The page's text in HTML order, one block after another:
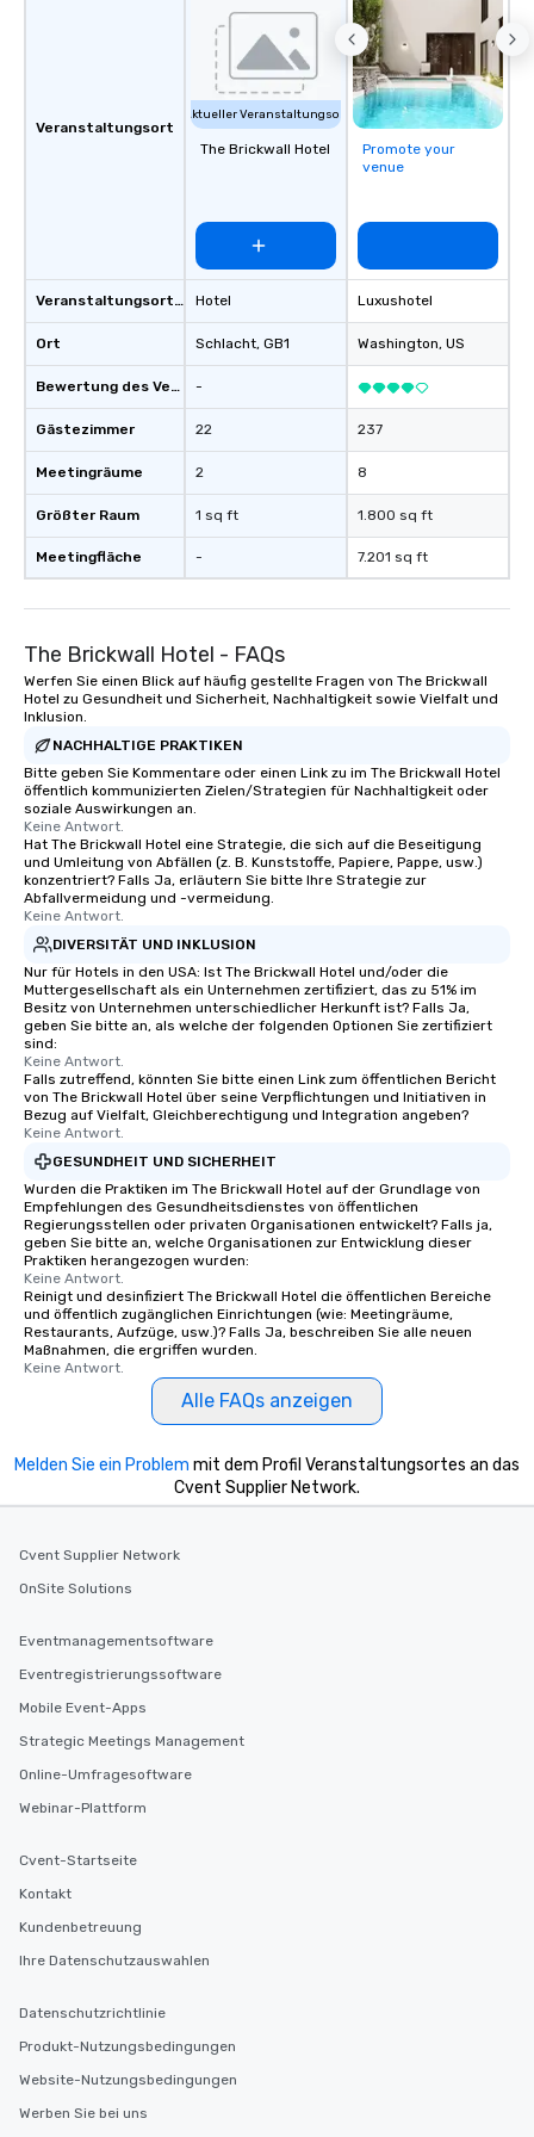
Veranstaltungsort
Veranstaltungsortstyp
Ort
Bewertung des Veranstaltungsortes
Gästezimmer
Meetingräume
Größter Raum
Meetingfläche
Aktueller Veranstaltungsort
The Brickwall Hotel
Hotel
Schlacht, GB1
-
22
2
1 sq ft
-
Promote your
venue
Luxushotel
Washington, US
237
8
1.800 sq ft
7.201 sq ft
The Brickwall Hotel - FAQs
Werfen Sie einen Blick auf häufig gestellte Fragen von The Brickwall
Hotel zu Gesundheit und Sicherheit, Nachhaltigkeit sowie Vielfalt und
Inklusion.
NACHHALTIGE PRAKTIKEN
Bitte geben Sie Kommentare oder einen Link zu im The Brickwall Hotel
öffentlich kommunizierten Zielen/Strategien für Nachhaltigkeit oder
soziale Auswirkungen an.
Keine Antwort.
Hat The Brickwall Hotel eine Strategie, die sich auf die Beseitigung
und Umleitung von Abfällen (z. B. Kunststoffe, Papiere, Pappe, usw.)
konzentriert? Falls Ja, erläutern Sie bitte Ihre Strategie zur
Abfallvermeidung und -vermeidung.
Keine Antwort.
DIVERSITÄT UND INKLUSION
Nur für Hotels in den USA: Ist The Brickwall Hotel und/oder die
Muttergesellschaft als ein Unternehmen zertifiziert, das zu 51% im
Besitz von Unternehmen unterschiedlicher Herkunft ist? Falls Ja,
geben Sie bitte an, als welche der folgenden Optionen Sie zertifiziert
sind:
Keine Antwort.
Falls zutreffend, könnten Sie bitte einen Link zum öffentlichen Bericht
von The Brickwall Hotel über seine Verpflichtungen und Initiativen in
Bezug auf Vielfalt, Gleichberechtigung und Integration angeben?
Keine Antwort.
GESUNDHEIT UND SICHERHEIT
Wurden die Praktiken im The Brickwall Hotel auf der Grundlage von
Empfehlungen des Gesundheitsdienstes von öffentlichen
Regierungsstellen oder privaten Organisationen entwickelt? Falls ja,
geben Sie bitte an, welche Organisationen zur Entwicklung dieser
Praktiken herangezogen wurden:
Keine Antwort.
Reinigt und desinfiziert The Brickwall Hotel die öffentlichen Bereiche
und öffentlich zugänglichen Einrichtungen (wie: Meetingräume,
Restaurants, Aufzüge, usw.)? Falls Ja, beschreiben Sie alle neuen
Maßnahmen, die ergriffen wurden.
Keine Antwort.
Alle FAQs anzeigen
Melden Sie ein Problem mit dem Profil Veranstaltungsortes an das
Cvent Supplier Network.
Cvent Supplier Network
OnSite Solutions
Eventmanagementsoftware
Eventregistrierungssoftware
Mobile Event-Apps
Strategic Meetings Management
Online-Umfragesoftware
Webinar-Plattform
Cvent-Startseite
Kontakt
Kundenbetreuung
Ihre Datenschutzauswahlen
Datenschutzrichtlinie
Produkt-Nutzungsbedingungen
Website-Nutzungsbedingungen
Werben Sie bei uns